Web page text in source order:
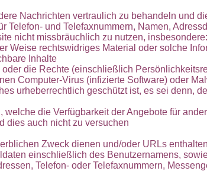
Nachrichten vertraulich zu behandeln und
Telefon- und Telefaxnummern, Namen,
nicht missbräuchlich zu nutzen, insbesondere:
Weise rechtswidriges Material oder solche
Inhalte
die Rechte (einschließlich
Computer-Virus (infizierte Software) oder
urheberrechtlich geschützt ist, es sei denn,
die Verfügbarkeit der Angebote für
dies auch nicht zu versuchen
Zweck dienen und/oder URLs
einschließlich des Benutzernamens,
Telefon- oder Telefaxnummern,